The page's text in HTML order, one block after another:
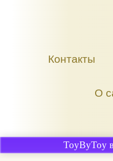
Контакты
О
ToyByToy